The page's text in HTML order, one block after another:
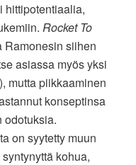
hittipotentiaalia,
Rocket To
Ramonesin siihen
asiassa myös yksi
mutta piikkaaminen
konseptinsa
odotuksia.
on syytetty muun
kohua,